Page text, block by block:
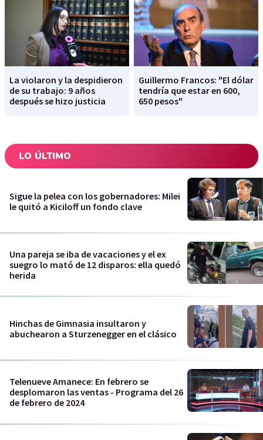
La violaron y la despidieron
de su trabajo: 9 años
después se hizo justicia
Guillermo Francos: "El dólar
tendría que estar en 600,
650 pesos"
LO ÚLTIMO
Sigue la pelea con los gobernadores: Milei
le quitó a Kiciloff un fondo clave
Una pareja se iba de vacaciones y el ex
suegro lo mató de 12 disparos: ella quedó
herida
Hinchas de Gimnasia insultaron y
abuchearon a Sturzenegger en el clásico
Telenueve Amanece: En febrero se
desplomaron las ventas - Programa del 26
de febrero de 2024